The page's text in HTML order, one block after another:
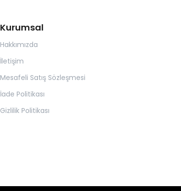
Kurumsal
Hakkımızda
İletişim
Mesafeli Satış Sözleşmesi
İade Politikası
Gizlilik Politikası